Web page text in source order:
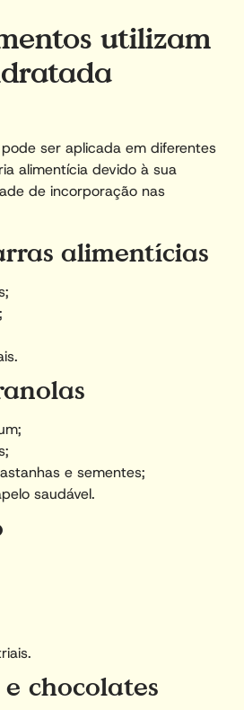
utilizam
ser aplicada em diferentes
alimentícia devido à sua
de incorporação nas
alimentícias
e sementes;
saudável.
chocolates